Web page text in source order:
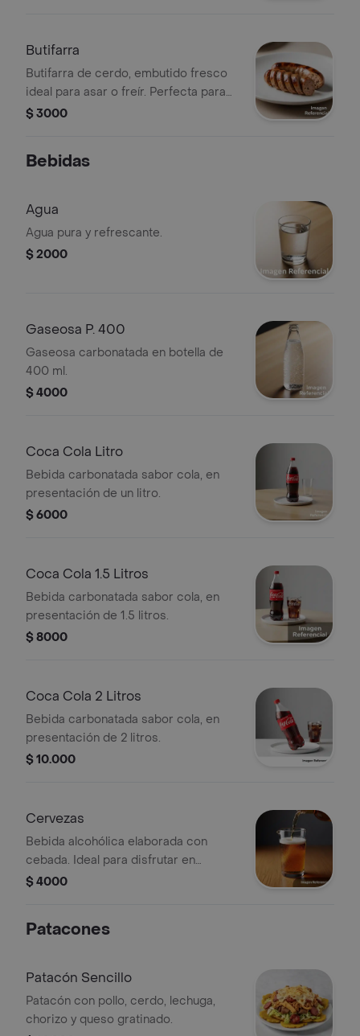
Butifarra
Butifarra de cerdo, embutido fresco
ideal para asar o freír. Perfecta para
disfrutar en cualquier ocasión.
$ 3000
Bebidas
Agua
Agua pura y refrescante.
$ 2000
Gaseosa P. 400
Gaseosa carbonatada en botella de
400 ml.
$ 4000
Coca Cola Litro
Bebida carbonatada sabor cola, en
presentación de un litro.
$ 6000
Coca Cola 1.5 Litros
Bebida carbonatada sabor cola, en
presentación de 1.5 litros.
$ 8000
Coca Cola 2 Litros
Bebida carbonatada sabor cola, en
presentación de 2 litros.
$ 10.000
Cervezas
Bebida alcohólica elaborada con
cebada. Ideal para disfrutar en
cualquier ocasión.
$ 4000
Patacones
Patacón Sencillo
Patacón con pollo, cerdo, lechuga,
chorizo y queso gratinado.